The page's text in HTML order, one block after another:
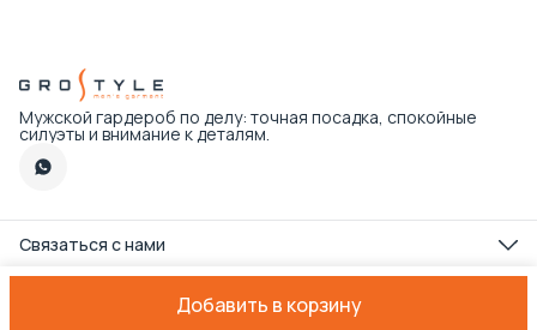
Добавить в корзину
Мужской гардероб по делу: точная посадка, спокойные
силуэты и внимание к деталям.
Связаться с нами
Телефон
Режим работы интернет-магазина
Пн-пт с 09:00 до 18:00 по Мск
Правила возвратаРеквизиты